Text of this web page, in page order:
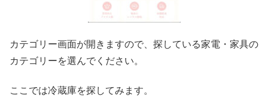
カテゴリー画面が開きますので、探している家電・家具の
カテゴリーを選んでください。
ここでは冷蔵庫を探してみます。